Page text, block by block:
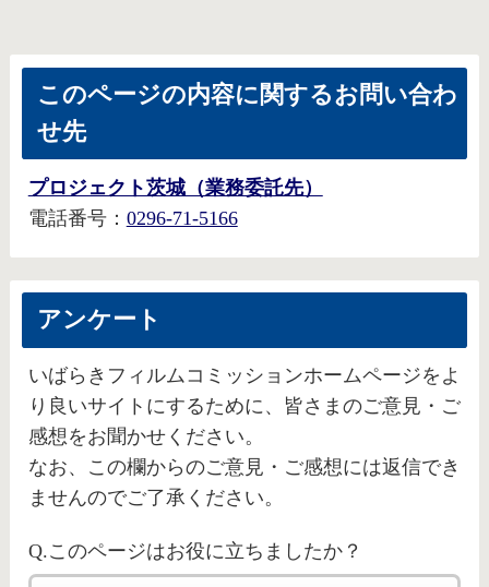
このページの内容に関するお問い合わ
せ先
プロジェクト茨城（業務委託先）
電話番号： 0296-71-5166
アンケート
いばらきフィルムコミッションホームページをよ
り良いサイトにするために、皆さまのご意見・ご
感想をお聞かせください。
なお、この欄からのご意見・ご感想には返信でき
ませんのでご了承ください。
Q.このページはお役に立ちましたか？